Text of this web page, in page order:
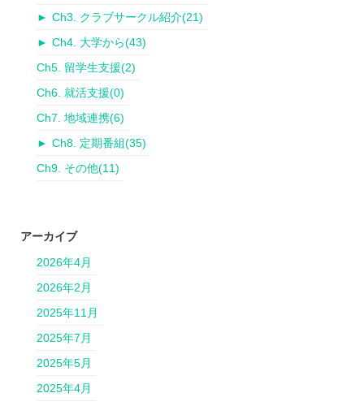
► Ch3. クラブサークル紹介(21)
► Ch4. 大学から(43)
Ch5. 留学生支援(2)
Ch6. 就活支援(0)
Ch7. 地域連携(6)
► Ch8. 定期番組(35)
Ch9. その他(11)
アーカイブ
2026年4月
2026年2月
2025年11月
2025年7月
2025年5月
2025年4月